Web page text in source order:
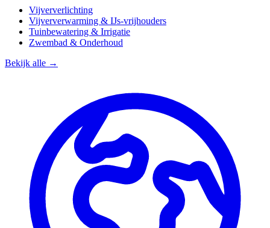
Vijververlichting
Vijververwarming & IJs-vrijhouders
Tuinbewatering & Irrigatie
Zwembad & Onderhoud
Bekijk alle →